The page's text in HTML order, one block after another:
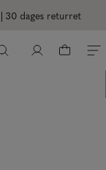
| 30 dages returret